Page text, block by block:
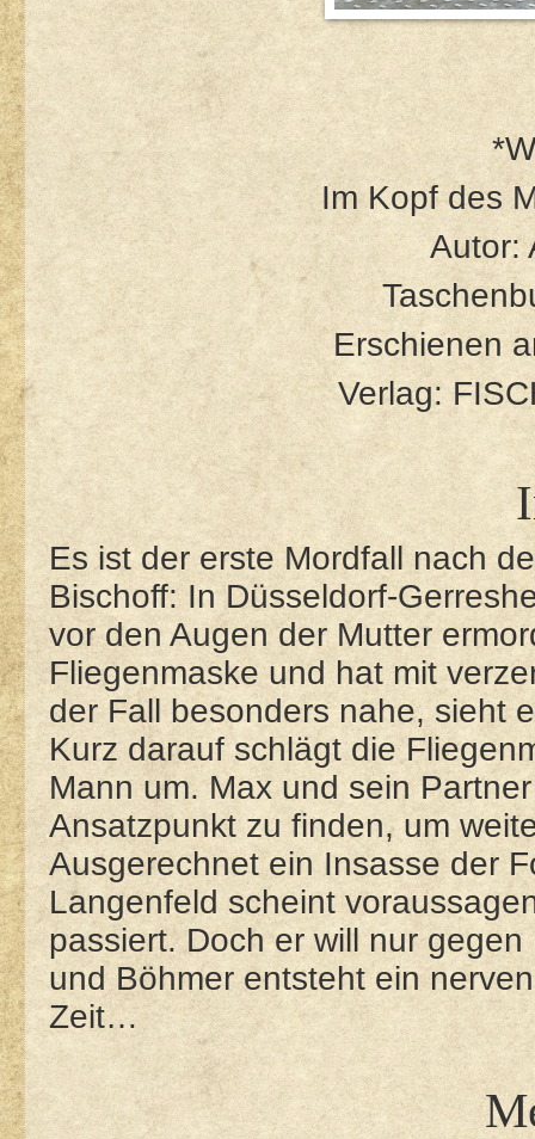
Im Kopf des
Autor:
Erschienen
Verlag:
Es ist der erste Mordfall nach
Bischoff: In Düsseldorf-
vor den Augen der Mutter
Fliegenmaske und hat mit
der Fall besonders nahe, sieht
Kurz darauf schlägt die
Mann um. Max und sein
Ansatzpunkt zu finden, um
Ausgerechnet ein Insasse der
Langenfeld scheint
passiert. Doch er will nur
und Böhmer entsteht ein
Zeit…